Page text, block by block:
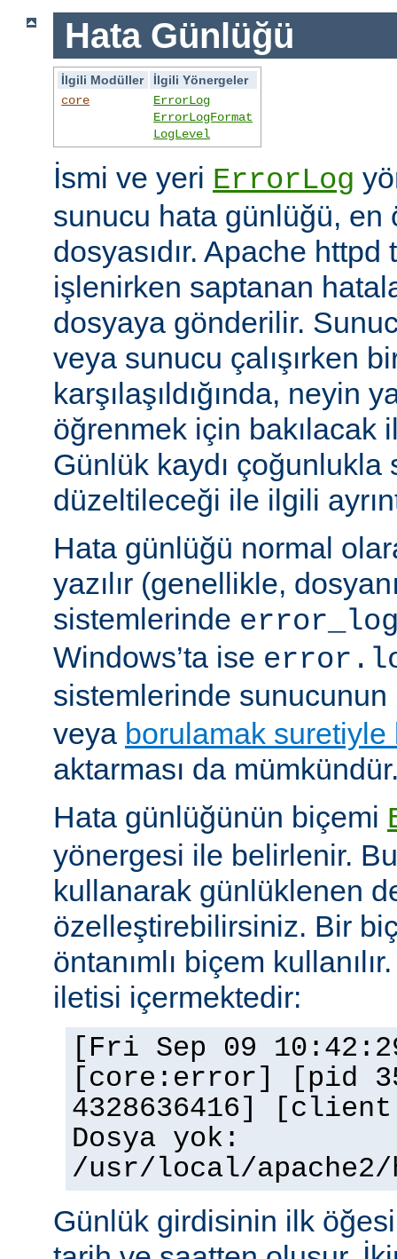
Hata Günlüğü
İlgili Modüller
İlgili Yönergeler
core
ErrorLog
ErrorLogFormat
LogLevel
İsmi ve yeri ErrorLog
sunucu hata günlüğü, en
dosyasıdır. Apache httpd
işlenirken saptanan
dosyaya gönderilir.
veya sunucu çalışırken
karşılaşıldığında, neyin
öğrenmek için bakılacak
Günlük kaydı çoğunlukla
düzeltileceği ile ilgili
Hata günlüğü normal
yazılır (genellikle,
sistemlerinde
Windows’ta ise
sistemlerinde sunucunun
veya borulamak
aktarması da
Hata günlüğünün biçemi
yönergesi ile belirlenir.
kullanarak günlüklenen
özelleştirebilirsiniz. Bir
öntanımlı biçem
iletisi içermektedir:
[Fri Sep 09
[core:error] [pid
4328636416]
Dosya yok:
/usr/local/
Günlük girdisinin ilk öğesi